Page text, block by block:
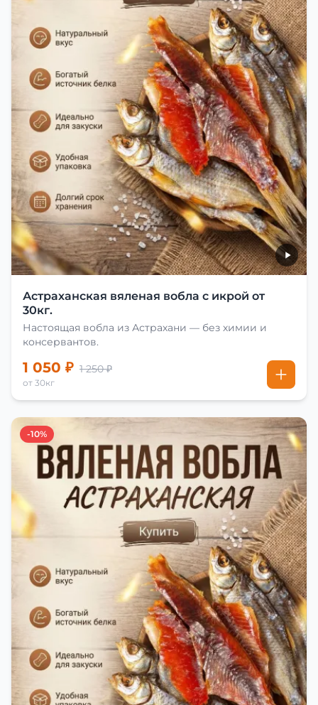
Астраханская вяленая вобла с икрой от
30кг.
Настоящая вобла из Астрахани — без химии и
консервантов.
1 050 ₽ 1 250 ₽
от 30кг
-10%